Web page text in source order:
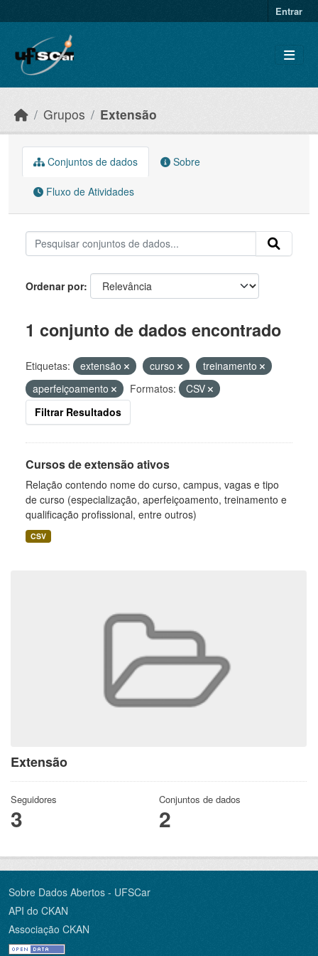
Entrar
Grupos Extensão
Extensão
Seguidores
3
Conjuntos de dados
2
Conjuntos de dados Sobre
Fluxo de Atividades
Ordenar por
1 conjunto de dados encontrado
Etiquetas: extensão curso
treinamento
aperfeiçoamento
Formatos:
CSV
Filtrar Resultados
Cursos de extensão ativos
Relação contendo nome do curso, campus, vagas e tipo
de curso (especialização, aperfeiçoamento, treinamento e
qualificação profissional, entre outros)
CSV
Sobre Dados Abertos - UFSCar
API do CKAN
Associação CKAN